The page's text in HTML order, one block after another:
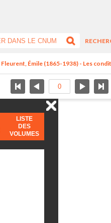
Fleurent, Émile (1865-1938) - Les
LISTE
DES
VOLUMES